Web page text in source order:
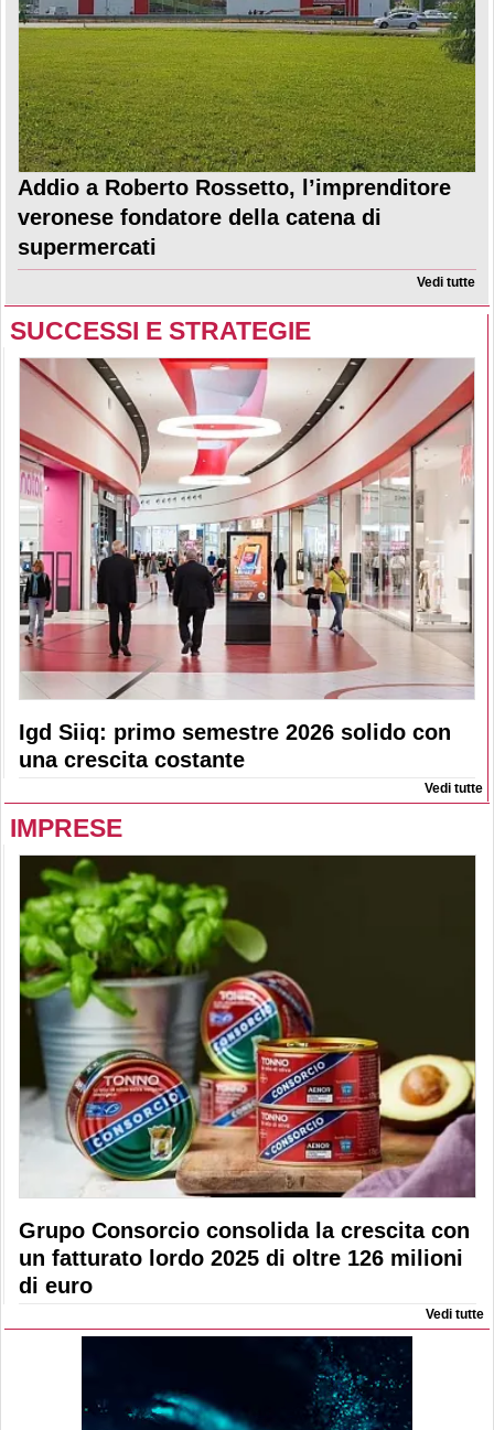
Addio a Roberto Rossetto, l’imprenditore
veronese fondatore della catena di
supermercati
Vedi tutte
SUCCESSI E STRATEGIE
Igd Siiq: primo semestre 2026 solido con
una crescita costante
Vedi tutte
IMPRESE
Grupo Consorcio consolida la crescita con
un fatturato lordo 2025 di oltre 126 milioni
di euro
Vedi tutte